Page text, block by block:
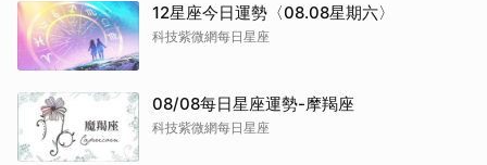
12星座今日運勢〈08.08星期六〉
科技紫微網每日星座
08/08每日星座運勢-摩羯座
科技紫微網每日星座